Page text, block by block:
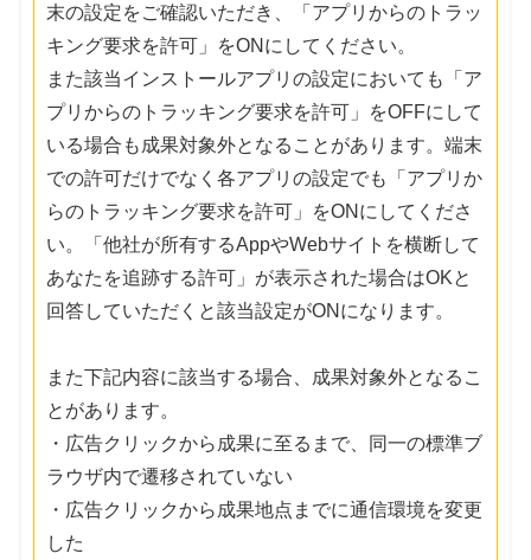
末の設定をご確認いただき、「アプリからのトラッ
キング要求を許可」をONにしてください。
また該当インストールアプリの設定においても「ア
プリからのトラッキング要求を許可」をOFFにして
いる場合も成果対象外となることがあります。端末
での許可だけでなく各アプリの設定でも「アプリか
らのトラッキング要求を許可」をONにしてくださ
い。「他社が所有するAppやWebサイトを横断して
あなたを追跡する許可」が表示された場合はOKと
回答していただくと該当設定がONになります。
また下記内容に該当する場合、成果対象外となるこ
とがあります。
・広告クリックから成果に至るまで、同一の標準ブ
ラウザ内で遷移されていない
・広告クリックから成果地点までに通信環境を変更
した